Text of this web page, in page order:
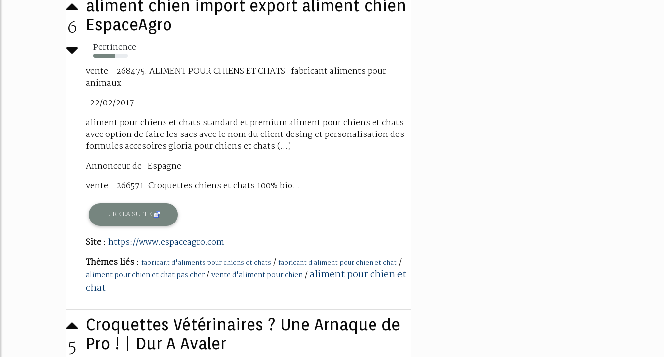
6
aliment chien import export aliment chien
EspaceAgro
Pertinence
63%
vente 268475. ALIMENT POUR CHIENS ET CHATS fabricant aliments pour
animaux
22/02/2017
aliment pour chiens et chats standard et premium aliment pour chiens et chats
avec option de faire les sacs avec le nom du client desing et personalisation des
formules accesoires gloria pour chiens et chats (...)
Annonceur de Espagne
vente 266571. Croquettes chiens et chats 100% bio...
LIRE LA SUITE
Site : https://www.espaceagro.com
Thèmes liés : fabricant d'aliments pour chiens et chats /fabricant d aliment pour chien et chat /
aliment pour chien et chat pas cher/vente d'aliment pour chien/aliment pour chien et
chat
5
Croquettes Vétérinaires ? Une Arnaque de
Pro ! | Dur A Avaler